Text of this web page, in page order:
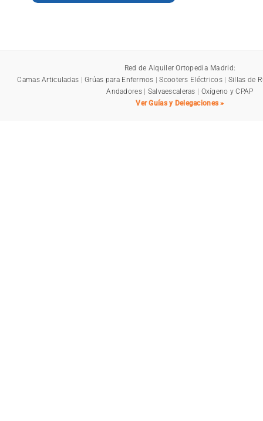
Red de Alquiler Ortopedia Madrid:
Camas Articuladas |Grúas para Enfermos |Scooters Eléctricos| Sillas de
Andadores| Salvaescaleras | Oxígeno y CPAP
Ver Guías y Delegaciones »